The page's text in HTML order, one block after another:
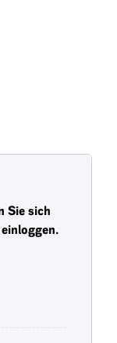
Sie sich